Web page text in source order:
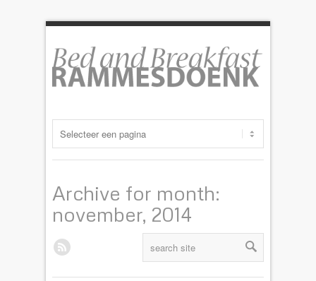
Archive for month:
november, 2014